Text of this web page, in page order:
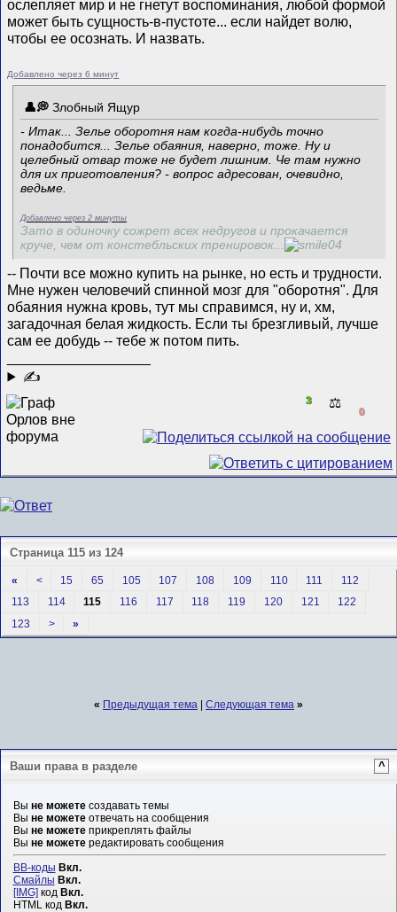
ослепляет мир и не гнетут воспоминания, любой формой
может быть сущность-в-пустоте... если найдет волю,
чтобы ее осознать. И назвать.
Добавлено через 6 минут
Злобный Ящур
- Итак... Зелье оборотня нам когда-нибудь точно
понадобится... Зелье обаяния, наверно, тоже. Ну и
целебный отвар тоже не будет лишним. Че там нужно
для их приготовления? - вопрос адресован, очевидно,
ведьме.
Добавлено через 2 минуты
Зато в одиночку сожрет всех недругов и прокачается
круче, чем от констебльских тренировок...
-- Почти все можно купить на рынке, но есть и трудности.
Мне нужен человечий спинной мозг для "оборотня". Для
обаяния нужна кровь, тут мы справимся, ну и, хм,
загадочная белая жидкость. Если ты брезгливый, лучше
сам ее добудь -- тебе ж потом пить.
✍
3 ⚖️
0
Страница 115 из 124
« < 15 65 105 107 108 109 110 111
112
113
114 115 116 117 118 119 120 121
122
123
> »
« Предыдущая тема Следующая тема »
Ваши права в разделе ^
Вы не можетесоздавать темы
Вы не можетеотвечать на сообщения
Вы не можетеприкреплять файлы
Вы не можетередактировать сообщения
BB-коды Вкл.
Смайлы Вкл.
[IMG]код Вкл.
HTML код Вкл.